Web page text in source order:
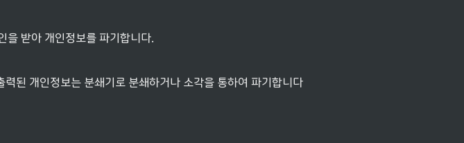
을 받아 개인정보를 파기합니다.
된 개인정보는 분쇄기로 분쇄하거나 소각을 통하여 파기합니다